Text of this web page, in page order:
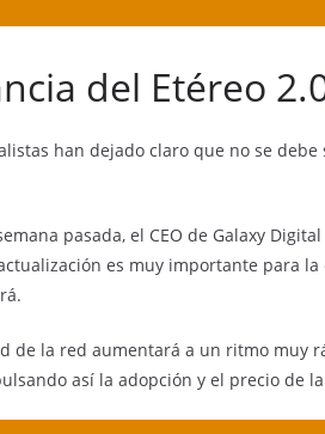
del Etéreo
han dejado claro que no se debe
pasada, el CEO de Galaxy
es muy importante para la
de la red aumentará a un ritmo muy
así la adopción y el precio de